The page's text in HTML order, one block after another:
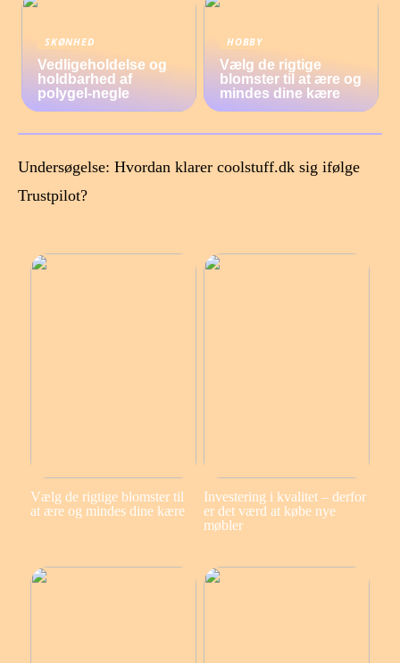
SKØNHED
Vedligeholdelse og
holdbarhed af
polygel-negle
HOBBY
Vælg de rigtige
blomster til at ære og
mindes dine kære
Undersøgelse: Hvordan klarer coolstuff.dk sig ifølge
Trustpilot?
Vælg de rigtige blomster til
at ære og mindes dine kære
Investering i kvalitet – derfor
er det værd at købe nye
møbler